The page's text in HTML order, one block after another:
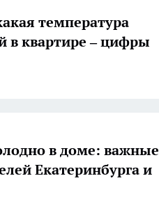
температура
в квартире – цифры
в доме: важные
Екатеринбурга и